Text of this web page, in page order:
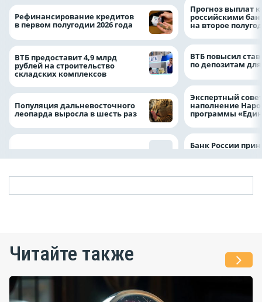
Рефинансирование кредитов
в первом полугодии 2026 года
ВТБ предоставит 4,9 млрд
рублей на строительство
складских комплексов
Популяция дальневосточного
леопарда выросла в шесть раз
Прогноз выплат
российскими
на второе
ВТБ повысил
по депозитам
Экспертный
наполнение
программы
Банк России
Читайте также